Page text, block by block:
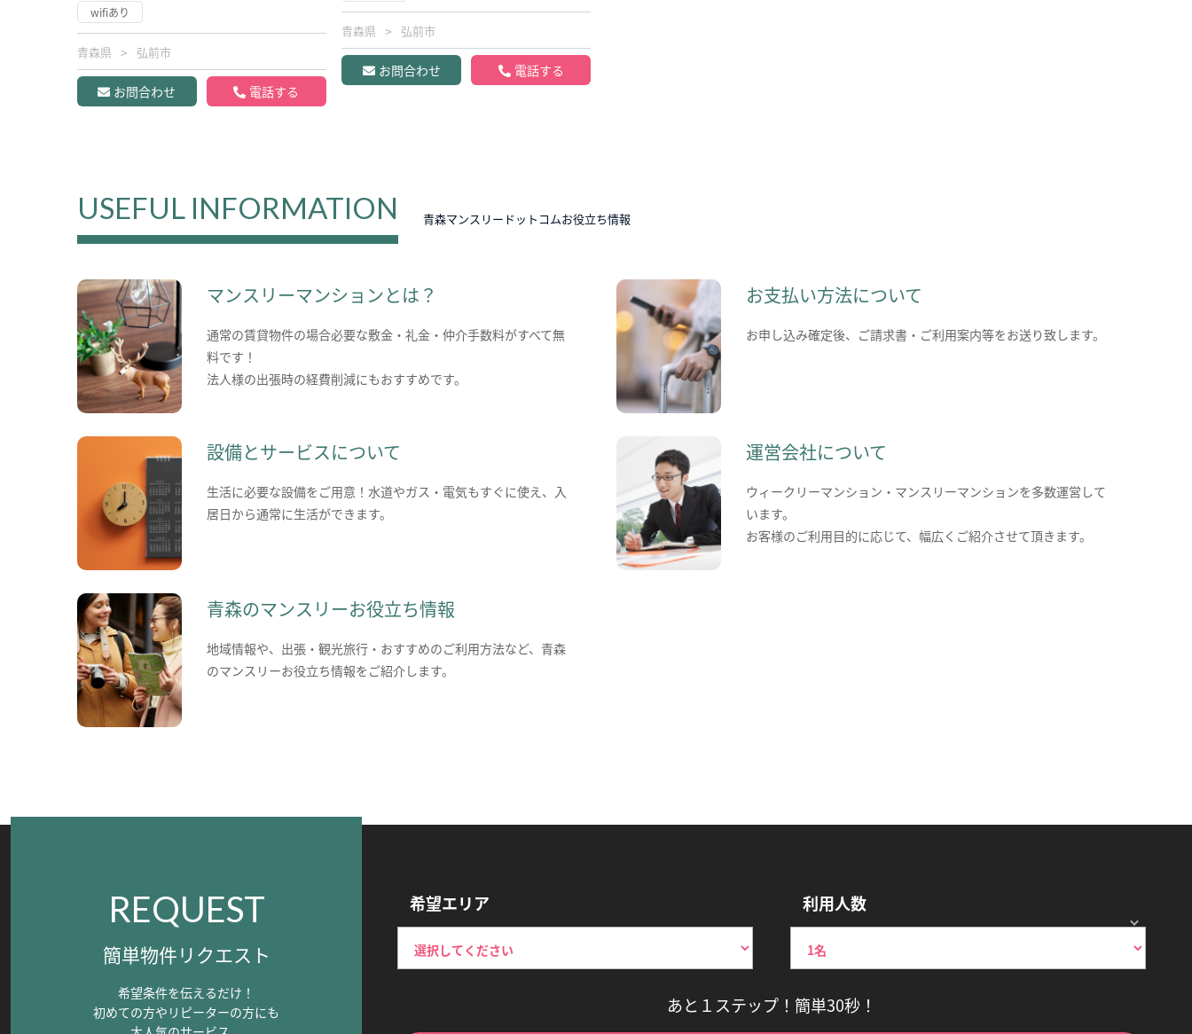
wifiあり
青森県 弘前市
お問合わせ 電話する
青森県 弘前市
お問合わせ 電話する
USEFUL INFORMATION 青森マンスリードットコムお役立ち情報
マンスリーマンションとは？
通常の賃貸物件の場合必要な敷金・礼金・仲介手数料がすべて無
料です！
法人様の出張時の経費削減にもおすすめです。
お支払い方法について
お申し込み確定後、ご請求書・ご利用案内等をお送り致します。
設備とサービスについて
生活に必要な設備をご用意！水道やガス・電気もすぐに使え、入
居日から通常に生活ができます。
運営会社について
ウィークリーマンション・マンスリーマンションを多数運営して
います。
お客様のご利用目的に応じて、幅広くご紹介させて頂きます。
青森のマンスリーお役立ち情報
地域情報や、出張・観光旅行・おすすめのご利用方法など、青森
のマンスリーお役立ち情報をご紹介します。
REQUEST
簡単物件リクエスト
希望条件を伝えるだけ！
初めての方やリピーターの方にも
希望エリア 利用人数
あと１ステップ！簡単30秒！